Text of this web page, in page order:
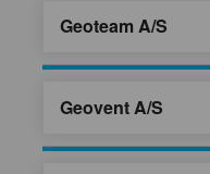
Geoteam A/S
Geovent A/S